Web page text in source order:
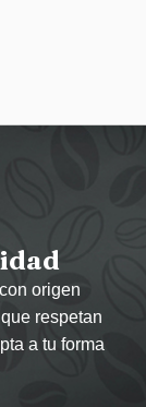
origen
respetan
a tu forma